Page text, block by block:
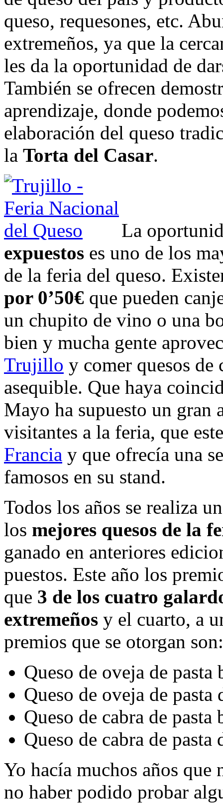
queso, requesones, etc.
extremeños, ya que la
les da la oportunidad de
También se ofrecen
aprendizaje, donde
elaboración del queso
la Torta del Casar.
La
expuestos es uno de los
de la feria del queso.
por 0’50€ que pueden
un chupito de vino o una
bien y mucha gente
Trujillo y comer quesos
asequible. Que haya
Mayo ha supuesto un gran
visitantes a la feria, que
Francia y que ofrecía una
famosos en su stand.
Todos los años se realiza
los mejores quesos de la
ganado en anteriores
puestos. Este año los
que 3 de los cuatro
extremeños y el cuarto, a
premios que se otorgan son:
Queso de oveja de pasta
Queso de oveja de pasta
Queso de cabra de pasta
Queso de cabra de pasta
Yo hacía muchos años
no haber podido probar